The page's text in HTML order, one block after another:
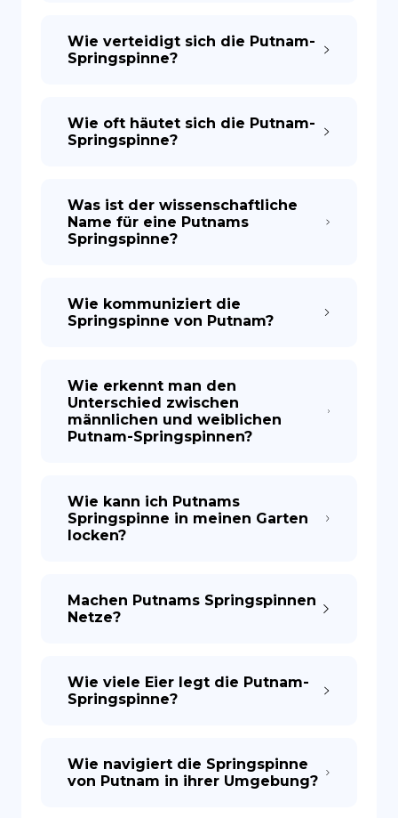
Wie verteidigt sich die Putnam-
Springspinne?
Wie oft häutet sich die Putnam-
Springspinne?
Was ist der wissenschaftliche
Name für eine Putnams
Springspinne?
Wie kommuniziert die
Springspinne von Putnam?
Wie erkennt man den
Unterschied zwischen
männlichen und weiblichen
Putnam-Springspinnen?
Wie kann ich Putnams
Springspinne in meinen Garten
locken?
Machen Putnams Springspinnen
Netze?
Wie viele Eier legt die Putnam-
Springspinne?
Wie navigiert die Springspinne
von Putnam in ihrer Umgebung?